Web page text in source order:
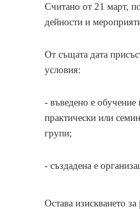
Считано от 21 март,
дейности и
От същата дата
условия:
- въведено е
практически или
групи;
- създадена е
Остава изискването